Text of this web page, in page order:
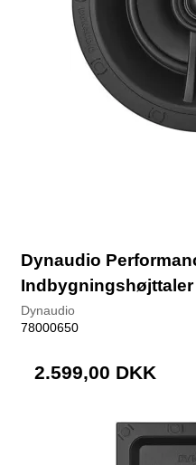
Dynaudio
Dynaudio
78000650
2.599,00 DKK